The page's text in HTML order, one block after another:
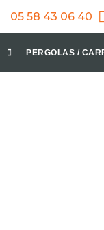
05 58 43 06 40
PERGOLAS /